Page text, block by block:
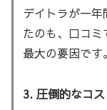
デイトラが一
たのも、口コ
最大の要因です。
3. 圧倒的なコ